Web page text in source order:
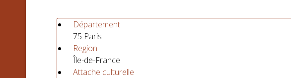
Département
75 Paris
Region
Île-de-France
Attache culturelle